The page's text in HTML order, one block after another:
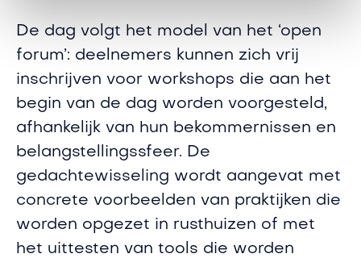
De dag volgt het model van het ‘open
forum’: deelnemers kunnen zich vrij
inschrijven voor workshops die aan het
begin van de dag worden voorgesteld,
afhankelijk van hun bekommernissen en
belangstellingssfeer. De
gedachtewisseling wordt aangevat met
concrete voorbeelden van praktijken die
worden opgezet in rusthuizen of met
het uittesten van tools die worden